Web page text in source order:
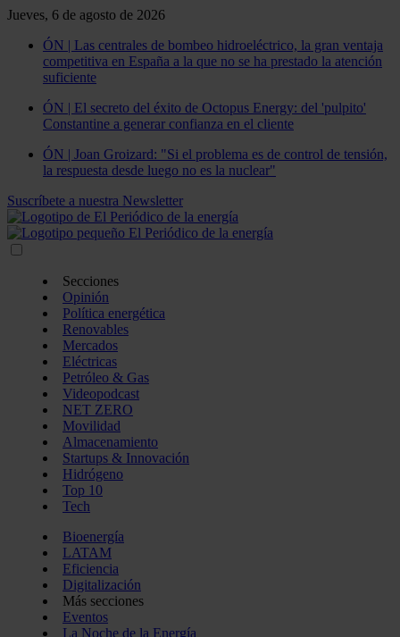
Jueves, 6 de agosto de 2026
ÓN | Las centrales de bombeo hidroeléctrico, la gran ventaja
competitiva en España a la que no se ha prestado la atención
suficiente
ÓN | El secreto del éxito de Octopus Energy: del 'pulpito'
Constantine a generar confianza en el cliente
ÓN | Joan Groizard: "Si el problema es de control de tensión,
la respuesta desde luego no es la nuclear"
Suscríbete a nuestra Newsletter
Secciones
Opinión
Política energética
Renovables
Mercados
Eléctricas
Petróleo & Gas
Videopodcast
NET ZERO
Movilidad
Almacenamiento
Startups & Innovación
Hidrógeno
Top 10
Tech
Bioenergía
LATAM
Eficiencia
Digitalización
Más secciones
Eventos
La Noche de la Energía